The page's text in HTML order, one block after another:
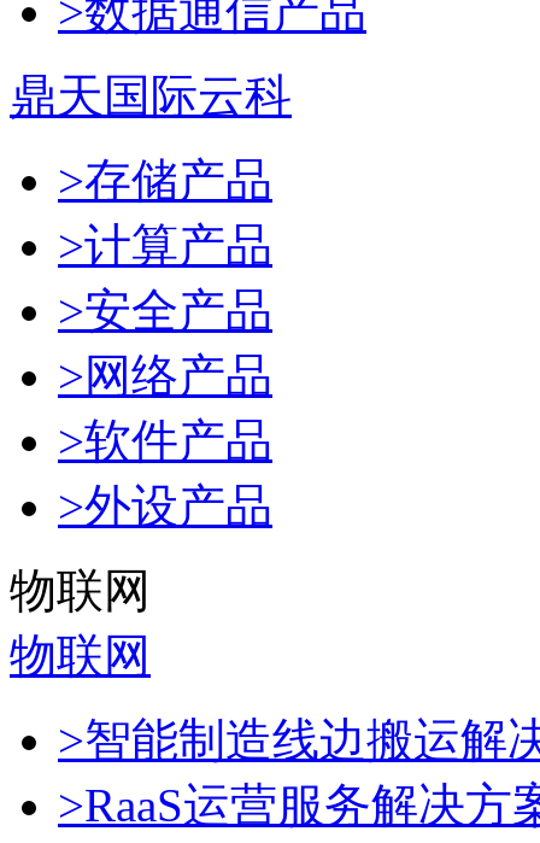
>数据通信产品
鼎天国际云科
>存储产品
>计算产品
>安全产品
>网络产品
>软件产品
>外设产品
物联网
物联网
>智能制造线边搬运解
>RaaS运营服务解决方